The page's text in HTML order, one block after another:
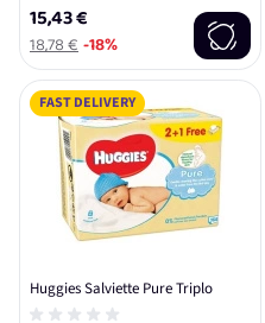
15,43 €
18,78 €-18%
FAST DELIVERY
Huggies Salviette Pure Triplo